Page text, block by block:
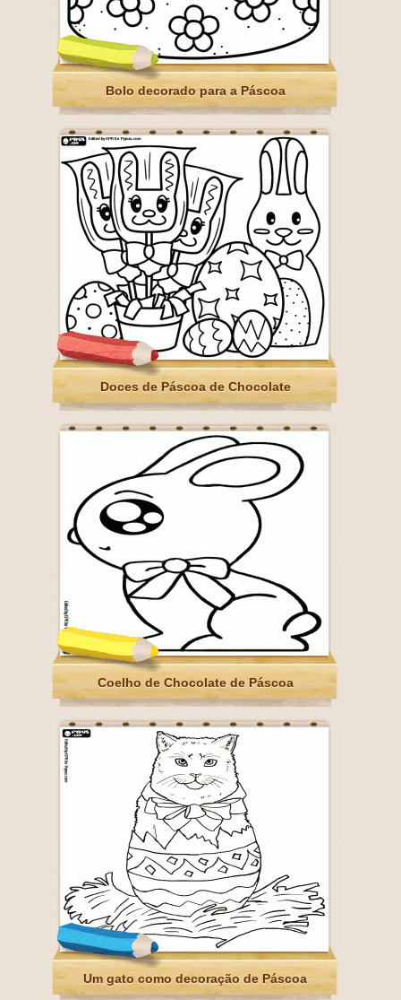
Bolo decorado para a Páscoa
Doces de Páscoa de Chocolate
Coelho de Chocolate de Páscoa
Um gato como decoração de Páscoa